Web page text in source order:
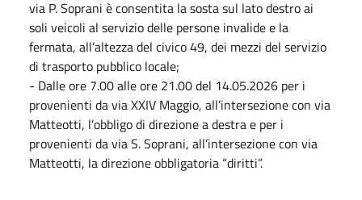
via P. Soprani è consentita la sosta sul lato destro ai
soli veicoli al servizio delle persone invalide e la
fermata, all’altezza del civico 49, dei mezzi del servizio
di trasporto pubblico locale;
- Dalle ore 7.00 alle ore 21.00 del 14.05.2026 per i
provenienti da via XXIV Maggio, all’intersezione con via
Matteotti, l’obbligo di direzione a destra e per i
provenienti da via S. Soprani, all’intersezione con via
Matteotti, la direzione obbligatoria “diritti”.